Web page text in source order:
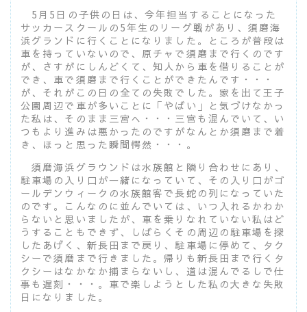
5月5日の子供の日は、今年担当することになった
サッカースクールの5年生のリーグ戦があり、須磨海
浜グランドに行くことになりました。ところが普段は
車を持っていないので、原チャで須磨まで行くのです
が、さすがにしんどくて、知人から車を借りることが
でき、車で須磨まで行くことができたんです・・・
が、それがこの日の全ての失敗でした。家を出て王子
公園周辺で車が多いことに「やばい」と気づけなかっ
た私は、そのまま三宮へ・・・三宮も混んでいて、い
つもより進みは悪かったのですがなんとか須磨まで着
き、ほっと思った瞬間愕然・・・。
須磨海浜グラウンドは水族館と隣り合わせにあり、
駐車場の入り口が一緒になっていて、その入り口がゴ
ールデンウィークの水族館客で長蛇の列になっていた
のです。こんなのに並んでいては、いつ入れるかわか
らないと思いましたが、車を乗りなれていない私はど
うすることもできず、しばらくその周辺の駐車場を探
したあげく、新長田まで戻り、駐車場に停めて、タク
シーで須磨まで行きました。帰りも新長田まで行くタ
クシーはなかなか捕まらないし、道は混んでるしで仕
事も遅刻・・・。車で楽しようとした私の大きな失敗
日になりました。